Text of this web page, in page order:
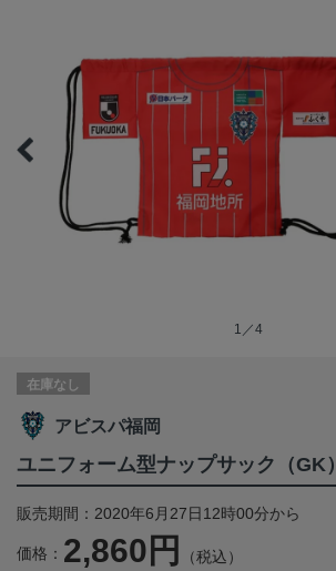
1／4
在庫なし
アビスパ福岡
ユニフォーム型ナップサック（GK）
販売期間：2020年6月27日12時00分から
価格： 2,860円 （税込）